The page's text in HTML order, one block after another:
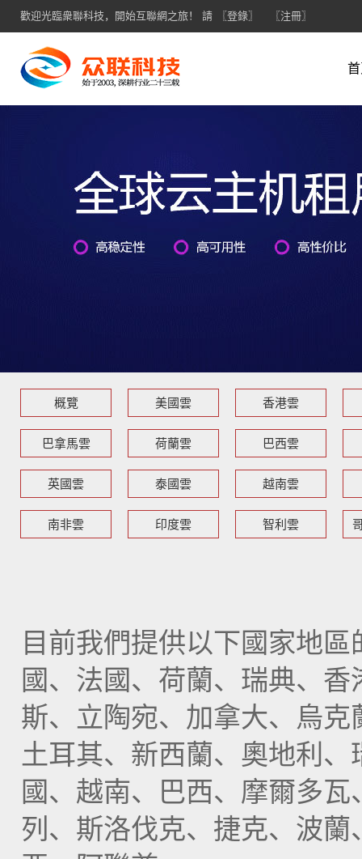
歡迎光臨衆聯科技，開始互聯網之旅！ 請 〖登錄〗 〖注冊〗
概覽 美國雲 香港雲
巴拿馬雲 荷蘭雲 巴西雲
英國雲 泰國雲 越南雲
南非雲 印度雲 智利雲
目前我們提供以下國家地
國、法國、荷蘭、瑞典、
斯、立陶宛、加拿大、烏
土耳其、新西蘭、奧地利
國、越南、巴西、摩爾多
列、斯洛伐克、捷克、波